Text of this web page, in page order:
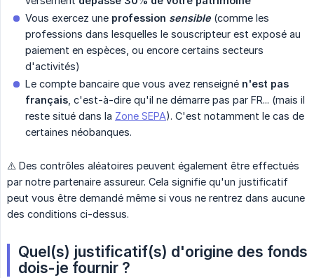
Vous exercez une profession sensible (comme les
professions dans lesquelles le souscripteur est exposé au
paiement en espèces, ou encore certains secteurs
d'activités)
Le compte bancaire que vous avez renseigné n'est pas
français , c'est-à-dire qu'il ne démarre pas par FR... (mais il
reste situé dans la Zone SEPA). C'est notamment le cas de
certaines néobanques.
⚠️ Des contrôles aléatoires peuvent également être effectués
par notre partenaire assureur. Cela signifie qu'un justificatif
peut vous être demandé même si vous ne rentrez dans aucune
des conditions ci-dessus.
Quel(s) justificatif(s) d'origine des fonds
dois-je fournir ?